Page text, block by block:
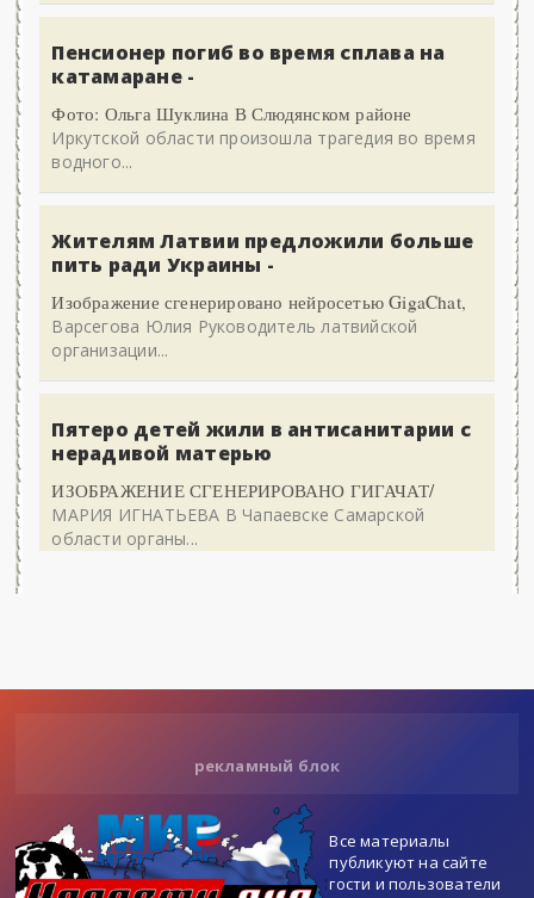
Пенсионер погиб во время сплава на
катамаране -
Фото: Ольга Шуклина В Слюдянском районе
Иркутской области произошла трагедия во время
водного...
Жителям Латвии предложили больше
пить ради Украины -
Изображение сгенерировано нейросетью GigaChat,
Варсегова Юлия Руководитель латвийской
организации...
Пятеро детей жили в антисанитарии с
нерадивой матерью
ИЗОБРАЖЕНИЕ СГЕНЕРИРОВАНО ГИГАЧАТ/
МАРИЯ ИГНАТЬЕВА В Чапаевске Самарской
области органы...
рекламный блок
Все материалы
публикуют на сайте
гости и пользователи